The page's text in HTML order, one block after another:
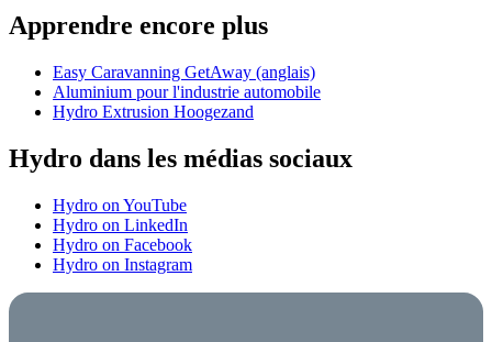
Apprendre encore plus
Easy Caravanning GetAway (anglais)
Aluminium pour l'industrie automobile
Hydro Extrusion Hoogezand
Hydro dans les médias sociaux
Hydro on YouTube
Hydro on LinkedIn
Hydro on Facebook
Hydro on Instagram